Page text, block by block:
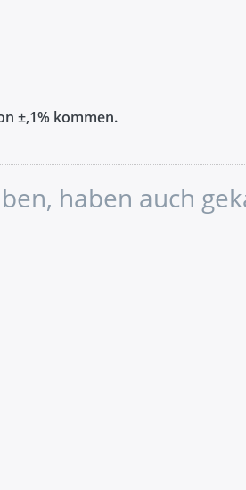
±,1% kommen.
haben auch